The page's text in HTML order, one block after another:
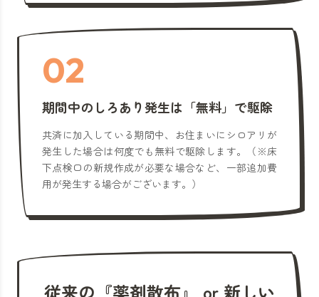
02
期間中のしろあり発生は「無料」で駆除
共済に加入している期間中、お住まいにシロアリが
発生した場合は何度でも無料で駆除します。（※床
下点検口の新規作成が必要な場合など、一部追加費
用が発生する場合がございます。）
従来の『薬剤散布』 or 新しい